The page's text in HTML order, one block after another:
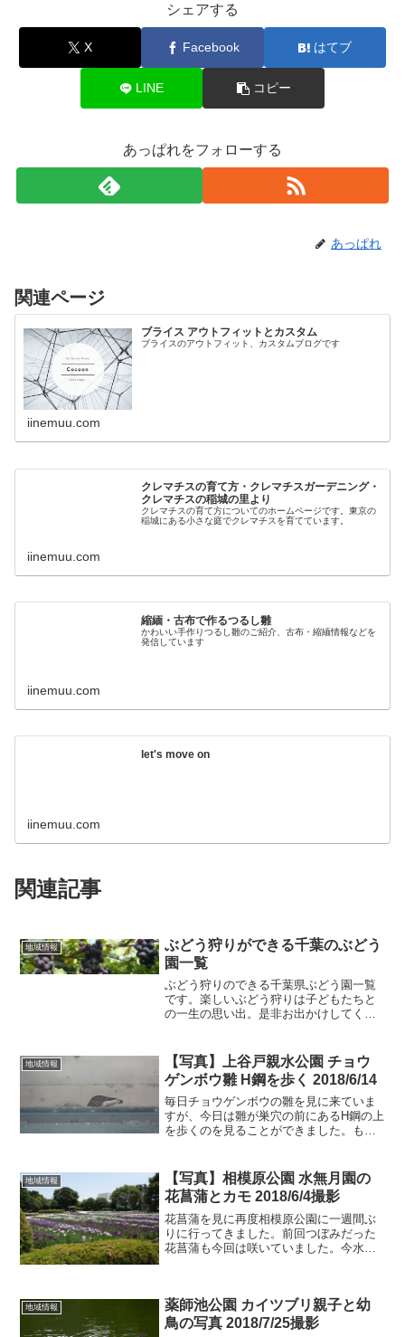
シェアする
X Facebook はてブ
LINE コピー
あっぱれをフォローする
あっぱれ
関連ページ
ブライス アウトフィットとカスタム
ブライスのアウトフィット、カスタムブログです
iinemuu.com
クレマチスの育て方・クレマチスガーデニング・
クレマチスの稲城の里より
クレマチスの育て方についてのホームページです。東京の
稲城にある小さな庭でクレマチスを育てています。
iinemuu.com
縮緬・古布で作るつるし雛
かわいい手作りつるし雛のご紹介、古布・縮緬情報などを
発信しています
iinemuu.com
let's move on
iinemuu.com
関連記事
地域情報
ぶどう狩りができる千葉のぶどう
園一覧
ぶどう狩りのできる千葉県ぶどう園一覧
です。楽しいぶどう狩りは子どもたちと
の一生の思い出。是非お出かけしてくだ
けはお忘れなく。ぶどう狩りができる千
葉のぶどう園一覧 園名住...
地域情報
【写真】上谷戸親水公園 チョウ
ゲンボウ雛 H鋼を歩く 2018/6/14
毎日チョウゲンボウの雛を見に来ていま
すが、今日は雛が巣穴の前にあるH鋼の上
を歩くのを見ることができました。もう
ウ見ることができました。雛たちはなか
なか巣穴から出よう...
地域情報
【写真】相模原公園 水無月園の
花菖蒲とカモ 2018/6/4撮影
花菖蒲を見に再度相模原公園に一週間ぶ
りに行ってきました。前回つぼみだった
花菖蒲も今回は咲いていました。今水無
すね。相模原公園 水無...
地域情報
薬師池公園 カイツブリ親子と幼
鳥の写真 2018/7/25撮影